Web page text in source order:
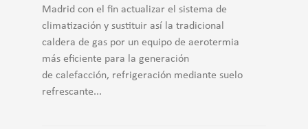
Madrid con el fin actualizar el sistema de
climatización y sustituir así la tradicional
caldera de gas por un equipo de aerotermia
más eficiente para la generación
de calefacción, refrigeración mediante suelo
refrescante...